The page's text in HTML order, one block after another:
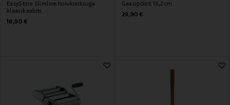
EasyStore Slimline hoiukonksuga
klaasikaabits
Original Price
18,90 €
Gaasipõleti 13,2 cm
Original Price
29,90 €